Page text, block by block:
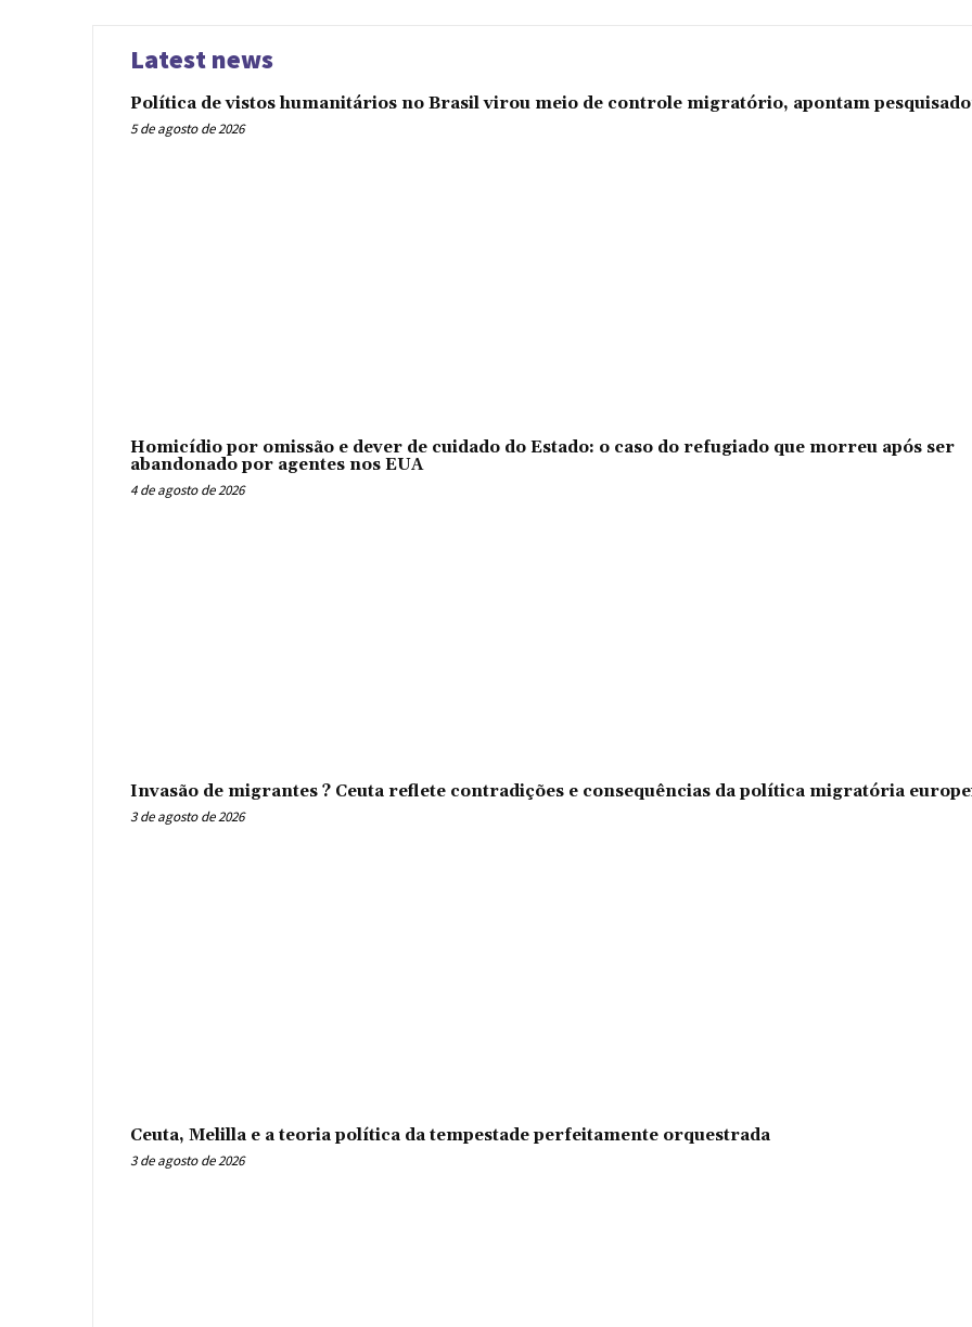
Latest news
Política de vistos humanitários no Brasil virou meio de controle migratório, apontam
5 de agosto de 2026
Homicídio por omissão e dever de cuidado do Estado: o caso do refugiado que morreu após ser
abandonado por agentes nos EUA
4 de agosto de 2026
Invasão de migrantes ? Ceuta reflete contradições e consequências da política migratória
3 de agosto de 2026
Ceuta, Melilla e a teoria política da tempestade perfeitamente orquestrada
3 de agosto de 2026